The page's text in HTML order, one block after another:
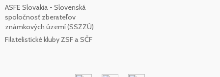
ASFE Slovakia - Slovenská
spoločnosť zberateľov
známkových území (SSZZÚ)
Filatelistické kluby ZSF a SČF